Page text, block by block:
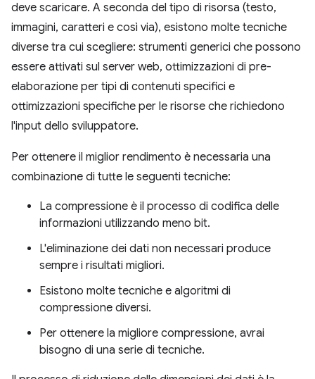
deve scaricare. A seconda del tipo di risorsa (testo,
immagini, caratteri e così via), esistono molte tecniche
diverse tra cui scegliere: strumenti generici che possono
essere attivati sul server web, ottimizzazioni di pre-
elaborazione per tipi di contenuti specifici e
ottimizzazioni specifiche per le risorse che richiedono
l'input dello sviluppatore.
Per ottenere il miglior rendimento è necessaria una
combinazione di tutte le seguenti tecniche:
La compressione è il processo di codifica delle
informazioni utilizzando meno bit.
L'eliminazione dei dati non necessari produce
sempre i risultati migliori.
Esistono molte tecniche e algoritmi di
compressione diversi.
Per ottenere la migliore compressione, avrai
bisogno di una serie di tecniche.